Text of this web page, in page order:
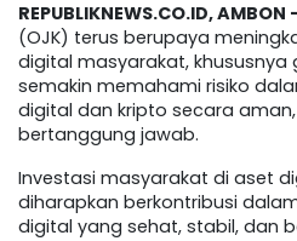
REPUBLIKNEWS.CO.ID, AMBON
(OJK) terus berupaya
digital masyarakat,
semakin memahami risiko
digital dan kripto secara
bertanggung jawab.
Investasi masyarakat di aset
diharapkan berkontribusi
digital yang sehat, stabil, dan